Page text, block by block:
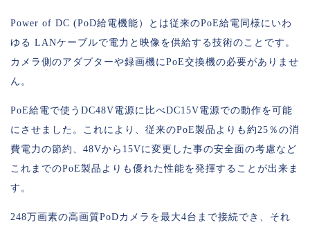
Power of DC (PoD給電機能）とは従来のPoE給電同様にいわ
ゆる LANケーブルで電力と映像を供給する技術のことです。
カメラ側のアダプターや録画機にPoE交換機の必要がありませ
ん。
PoE給電で使うDC48V電源に比べDC15V電源での動作を可能
にさせました。これにより、従来のPoE製品よりも約25％の消
費電力の節約、48Vから15Vに変更した事の安全面の考慮など
これまでのPoE製品よりも優れた性能を発揮することが出来ま
す。
248万画素の高画質PoDカメラを最大4台まで接続でき、それ